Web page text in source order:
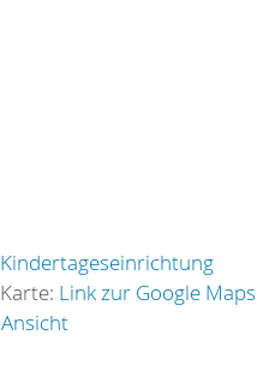
Kindertageseinrichtung
Karte: Link zur Google Maps
Ansicht